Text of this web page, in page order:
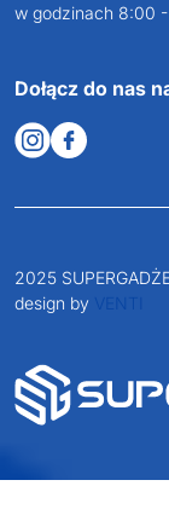
w godzinach 8:00
Dołącz do nas
2025
design by VENTI